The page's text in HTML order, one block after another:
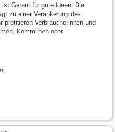
Garant für gute Ideen. Die
zu einer Verankerung des
profitieren Verbraucherinnen und
Kommunen oder